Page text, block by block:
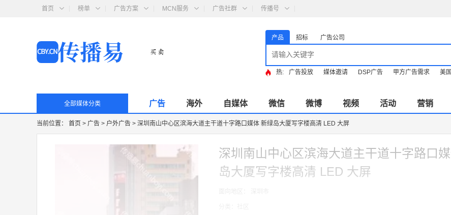
首页 榜单 广告方案 MCN服务 广告社群 传播号
产品 招标 广告公司
热: 广告投放 媒体邀请 DSP广告 甲方广告需求 美
全部媒体分类 广告 海外 自媒体 微信 微博 视频 活动 营销
当前位置： 首页 > 广告 > 户外广告 > 深圳南山中心区滨海大道主干道十字路口媒体 新绿岛大厦写字楼高清 LED 大屏
深圳南山中心区滨海大道主干道十字路口
岛大厦写字楼高清 LED 大屏